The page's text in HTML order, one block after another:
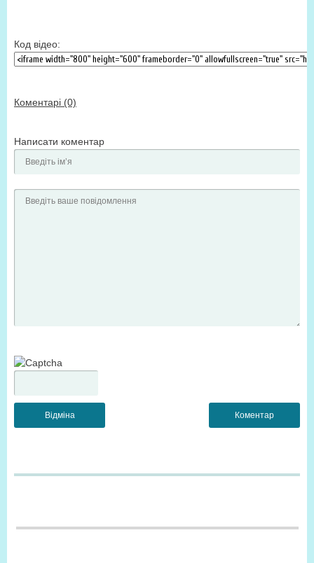
Код відео:
Коментарі (0)
Написати коментар